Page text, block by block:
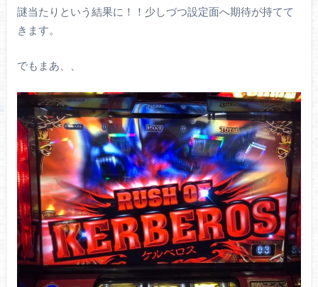
謎当たりという結果に！！少しづつ設定面へ期待が持てて
きます。
でもまあ、、